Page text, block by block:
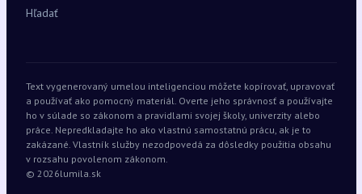
Hľadať
Text vygenerovaný umelou inteligenciou môžete kopírovať, upravovať
a používať ako pomocný materiál. Overte jeho správnosť a používajte
ho v súlade so zákonom a pravidlami svojej školy, univerzity alebo
práce. Nepredkladajte ho ako vlastnú samostatnú prácu, ak je to
zakázané. Vlastník služby nezodpovedá za dôsledky použitia obsahu
v rozsahu povolenom zákonom.
© 2026lumila.sk